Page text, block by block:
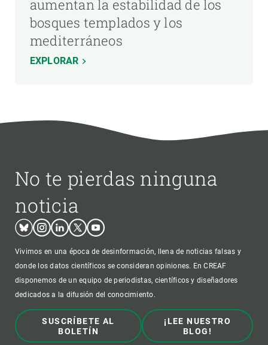
aumentan la estabilidad de los
bosques templados y los
mediterráneos
EXPLORAR
No te pierdas ninguna
noticia
BlueskyInstagram
LinkedinTwitterYoutube
Vivimos en una época de desinformación, llena de noticias falsas y
donde los datos científicos se consideran opiniones. En CREAF
disponemos de un equipo de periodistas, científicos y diseñadores
dedicados a la difusión del conocimiento.
SUSCRÍBETE AL
BOLETÍN
¡LEE NUESTRO
BLOG!